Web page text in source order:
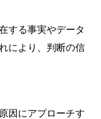
する事実やデータ
により、判断の信
因にアプローチす